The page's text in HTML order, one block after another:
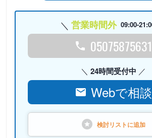
営業時間外 09:00-
05075875631
24時間受付中
Webで相談
検討リストに追加